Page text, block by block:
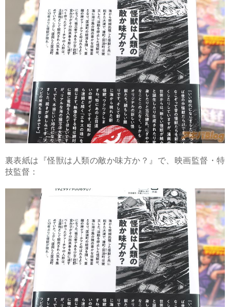
裏表紙は『怪獣は人類の敵か味方か？』で、映画監督・特
技監督：